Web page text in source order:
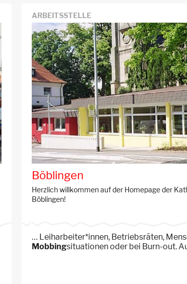
ARBEITSSTELLE
Böblingen
Herzlich willkommen auf der Homepage der
Böblingen!
… Leiharbeiter*innen, Betriebsräten,
Mobbingsituationen oder bei Burn-out.